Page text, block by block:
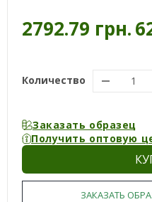
2792.79 грн.
Количество
Заказать образец
Получить оптовую
ЗАКАЗАТЬ